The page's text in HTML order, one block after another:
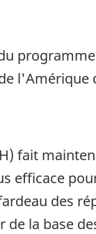
fait
efficace
des
la base